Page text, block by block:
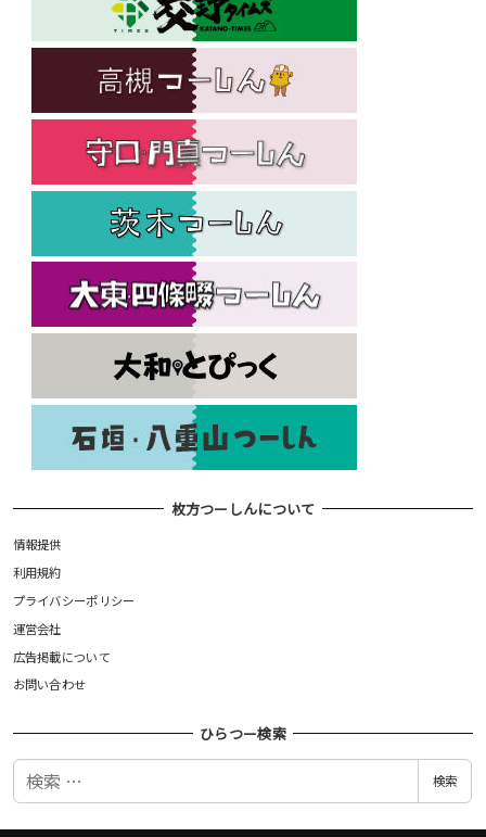
枚方つーしんについて
情報提供
利用規約
プライバシーポリシー
運営会社
広告掲載について
お問い合わせ
ひらつー検索
検
検索